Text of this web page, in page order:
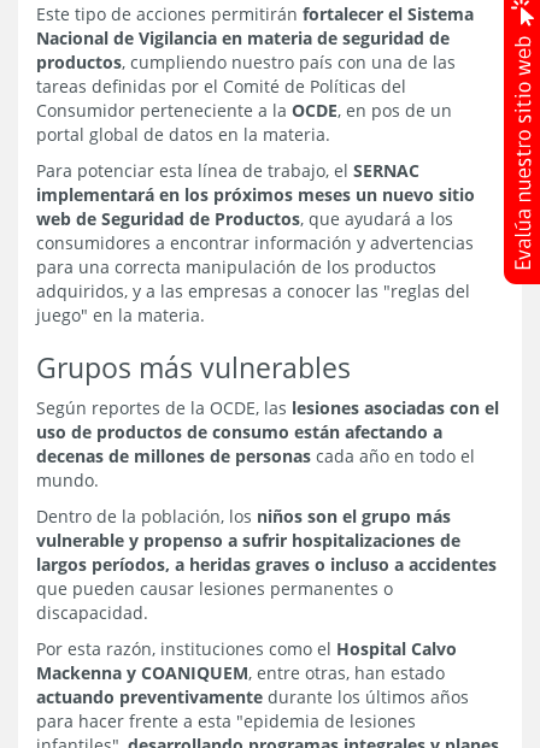
Este tipo de acciones permitirán fortalecer el Sistema
Nacional de Vigilancia en materia de seguridad de
productos, cumpliendo nuestro país con una de las
tareas definidas por el Comité de Políticas del
Consumidor perteneciente a la OCDE, en pos de un
portal global de datos en la materia.
Para potenciar esta línea de trabajo, el SERNAC
implementará en los próximos meses un nuevo sitio
web de Seguridad de Productos, que ayudará a los
consumidores a encontrar información y advertencias
para una correcta manipulación de los productos
adquiridos, y a las empresas a conocer las "reglas del
juego" en la materia.
Grupos más vulnerables
Según reportes de la OCDE, las lesiones asociadas con el
uso de productos de consumo están afectando a
decenas de millones de personas cada año en todo el
mundo.
Dentro de la población, los niños son el grupo más
vulnerable y propenso a sufrir hospitalizaciones de
largos períodos, a heridas graves o incluso a accidentes
que pueden causar lesiones permanentes o
discapacidad.
Por esta razón, instituciones como el Hospital Calvo
Mackenna y COANIQUEM, entre otras, han estado
actuando preventivamente durante los últimos años
para hacer frente a esta "epidemia de lesiones